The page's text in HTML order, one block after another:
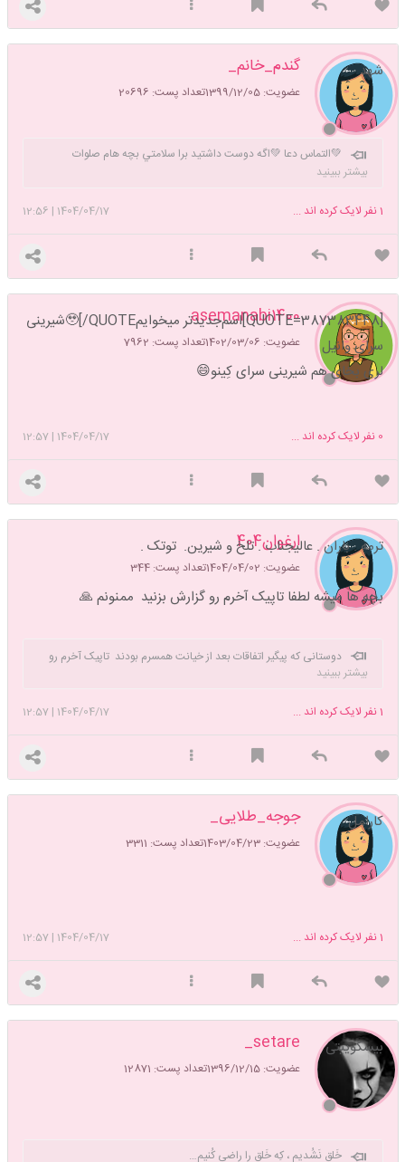
گندم_خانم_
عضویت: 1399/12/05 تعداد پست: 20696
شهد
💚التماس دعا 💚اگه دوست داشتيد برا سلامتي بچه هام صلوات
بفرستيد به منم بگيد براتون بفرستم 💚بیشتر ببینید
1404/04/17
|
12:56 1نفر لایک کرده اند ...
asemanabi1400
عضویت: 1402/03/06 تعداد پست: 7962
[QUOTE=387383448]اسم‌جدیدتر میخوایم🥹[/QUOTEشیرینی
سرای وانیل
لری بخای هم شیرینی سرای کِینو😄
1404/04/17
|
12:57 0 نفر لایک کرده اند ...
ارغوان404
عضویت: 1404/04/02 تعداد پست: 344
ترمه . باران . عالیجناب . تلخ و شیرین. توتک .
بچه ها میشه لطفا تاپیک آخرم رو گزارش بزنید ‌ ممنونم 🙏
دوستانی که پیگیر اتفاقات بعد از خیانت همسرم بودند تاپیک آخرم رو
بخونند ببخشید تگ کردن بلد نیستم 🙏
بیشتر ببینید
1404/04/17
|
12:57 1نفر لایک کرده اند ...
جوجه_طلایی_
عضویت: 1403/04/23 تعداد پست: 3311
کارامل
1404/04/17
|
12:57 1نفر لایک کرده اند ...
setare_
عضویت: 1396/12/15 تعداد پست: 12871
بیسکوییتی
خَلق نَشُديم ، كِه خَلق را راضي كُنيم…